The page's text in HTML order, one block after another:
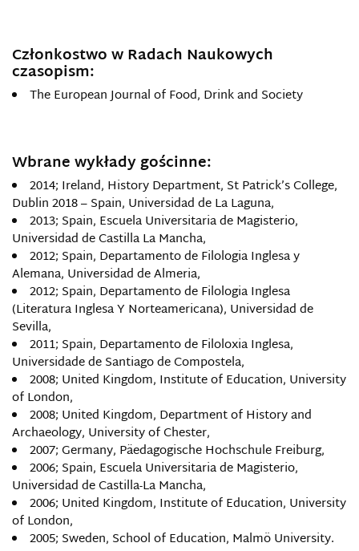
Członkostwo w Radach Naukowych
czasopism:
The European Journal of Food, Drink and Society
Wbrane wykłady gościnne:
2014; Ireland, History Department, St Patrick’s College,
Dublin 2018 – Spain, Universidad de La Laguna,
2013; Spain, Escuela Universitaria de Magisterio,
Universidad de Castilla La Mancha,
2012; Spain, Departamento de Filologia Inglesa y
Alemana, Universidad de Almeria,
2012; Spain, Departamento de Filologia Inglesa
(Literatura Inglesa Y Norteamericana), Universidad de
Sevilla,
2011; Spain, Departamento de Filoloxia Inglesa,
Universidade de Santiago de Compostela,
2008; United Kingdom, Institute of Education, University
of London,
2008; United Kingdom, Department of History and
Archaeology, University of Chester,
2007; Germany, Päedagogische Hochschule Freiburg,
2006; Spain, Escuela Universitaria de Magisterio,
Universidad de Castilla-La Mancha,
2006; United Kingdom, Institute of Education, University
of London,
2005; Sweden, School of Education, Malmö University.